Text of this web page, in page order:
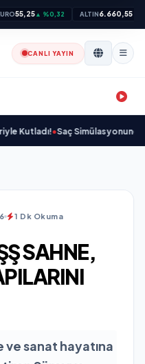
55,25▲ %0,32 ALTIN6.660,55
CANLI YAYIN
• Saç Simülasyonunda
1 Dk Okuma
SAHNE,
sanat hayatına